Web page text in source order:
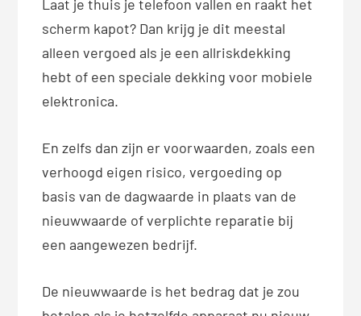
Laat je thuis je telefoon vallen en raakt het
scherm kapot? Dan krijg je dit meestal
alleen vergoed als je een allriskdekking
hebt of een speciale dekking voor mobiele
elektronica.
En zelfs dan zijn er voorwaarden, zoals een
verhoogd eigen risico, vergoeding op
basis van de dagwaarde in plaats van de
nieuwwaarde of verplichte reparatie bij
een aangewezen bedrijf.
De nieuwwaarde is het bedrag dat je zou